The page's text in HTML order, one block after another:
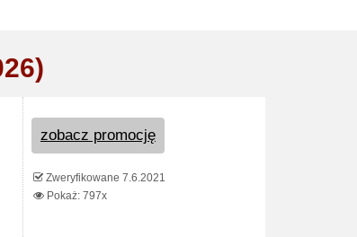
zobacz promocję
Zweryfikowane 7.6.2021
Pokaż: 797x